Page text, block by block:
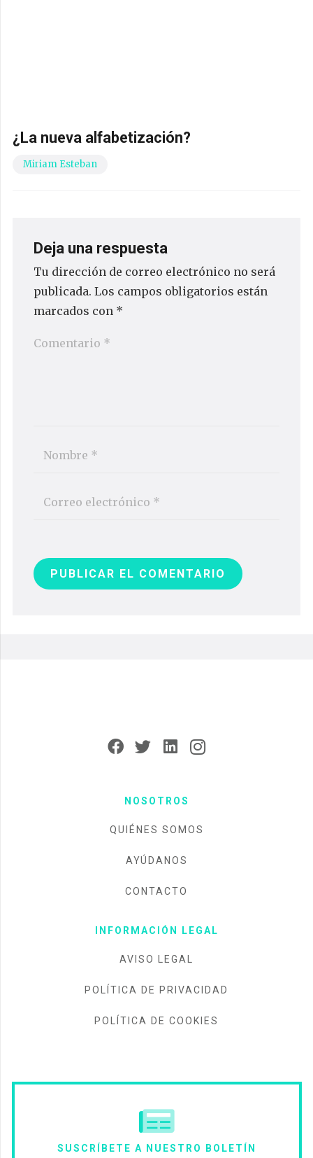
¿La nueva alfabetización?
Miriam Esteban
Deja una respuesta
Tu dirección de correo electrónico no será
publicada. Los campos obligatorios están
marcados con *
PUBLICAR EL COMENTARIO
NOSOTROS
QUIÉNES SOMOS
AYÚDANOS
CONTACTO
INFORMACIÓN LEGAL
AVISO LEGAL
POLÍTICA DE PRIVACIDAD
POLÍTICA DE COOKIES
SUSCRÍBETE A NUESTRO BOLETÍN